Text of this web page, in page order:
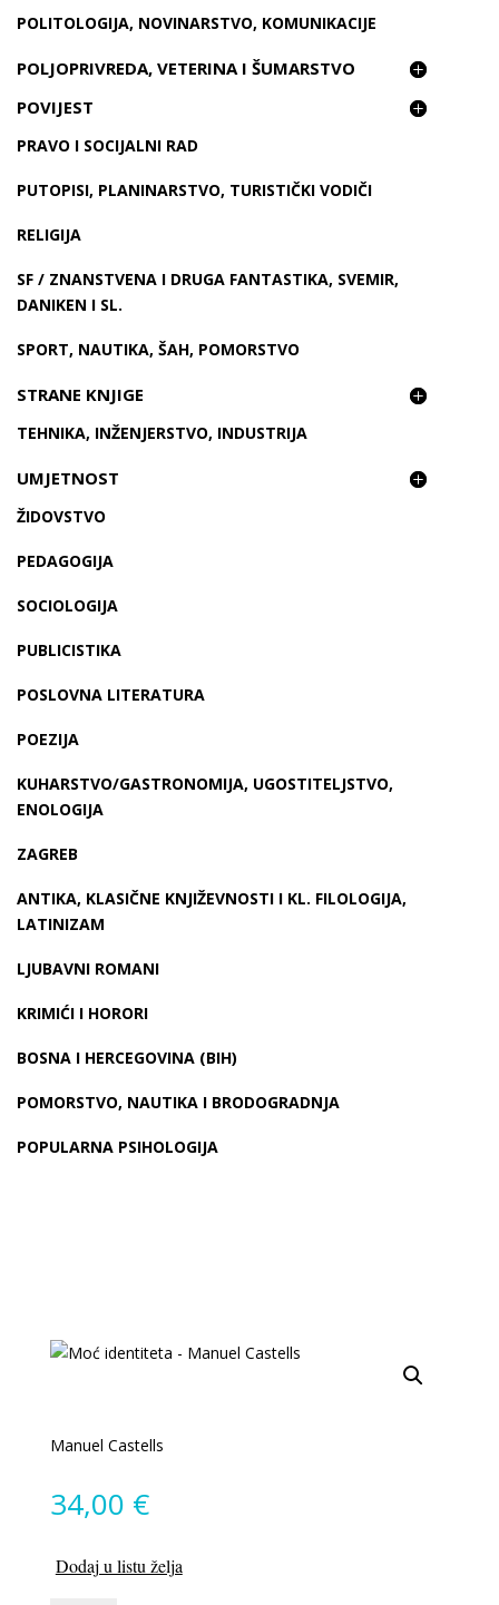
POLITOLOGIJA, NOVINARSTVO, KOMUNIKACIJE
POLJOPRIVREDA, VETERINA I ŠUMARSTVO
POVIJEST
PRAVO I SOCIJALNI RAD
PUTOPISI, PLANINARSTVO, TURISTIČKI VODIČI
RELIGIJA
SF / ZNANSTVENA I DRUGA FANTASTIKA, SVEMIR,
DANIKEN I SL.
SPORT, NAUTIKA, ŠAH, POMORSTVO
STRANE KNJIGE
TEHNIKA, INŽENJERSTVO, INDUSTRIJA
UMJETNOST
ŽIDOVSTVO
PEDAGOGIJA
SOCIOLOGIJA
PUBLICISTIKA
POSLOVNA LITERATURA
POEZIJA
KUHARSTVO/GASTRONOMIJA, UGOSTITELJSTVO,
ENOLOGIJA
ZAGREB
ANTIKA, KLASIČNE KNJIŽEVNOSTI I KL. FILOLOGIJA,
LATINIZAM
LJUBAVNI ROMANI
KRIMIĆI I HORORI
BOSNA I HERCEGOVINA (BIH)
POMORSTVO, NAUTIKA I BRODOGRADNJA
POPULARNA PSIHOLOGIJA
Manuel Castells
34,00 €
Dodaj u listu želja